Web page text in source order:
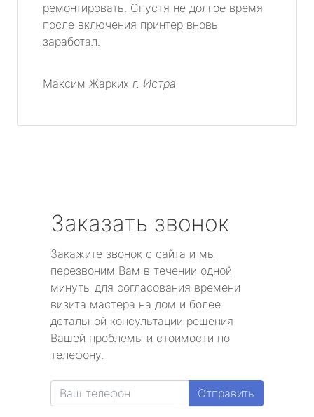
ремонтировать. Спустя не долгое время
после включения принтер вновь
заработал.
Максим Жарких г. Истра
Заказать звонок
Закажите звонок с сайта и мы
перезвоним Вам в течении одной
минуты для согласования времени
визита мастера на дом и более
детальной консультации решения
Вашей проблемы и стоимости по
телефону.
Отправить